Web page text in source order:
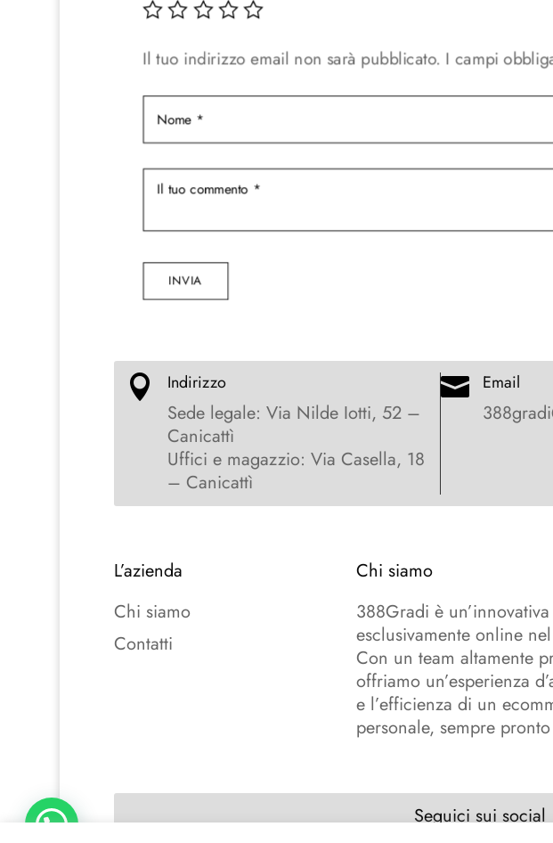
Il tuo indirizzo email non sarà pubblicato. I campi
INVIA
 Indirizzo
Sede legale: Via Nilde Iotti, 52 –
Canicattì
Uffici e magazzio: Via Casella, 18
– Canicattì
 Email
L’azienda
Chi siamo
Contatti
Chi siamo
388Gradi è
esclusivamente online
Con un team altamente
offriamo un’esperienza
e l’efficienza di un
personale, sempre
Seguici sui social